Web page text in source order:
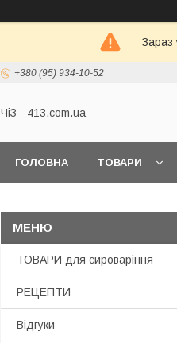
Зараз
+380 (95) 934-10-52
ЧіЗ - 413.com.ua
ГОЛОВНА ТОВАРИ
ТОВАРИ для сироваріння
РЕЦЕПТИ
Відгуки